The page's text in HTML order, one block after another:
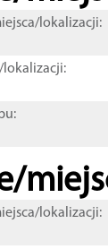
lokalizacji:
lokalizacji:
lokalizacji: